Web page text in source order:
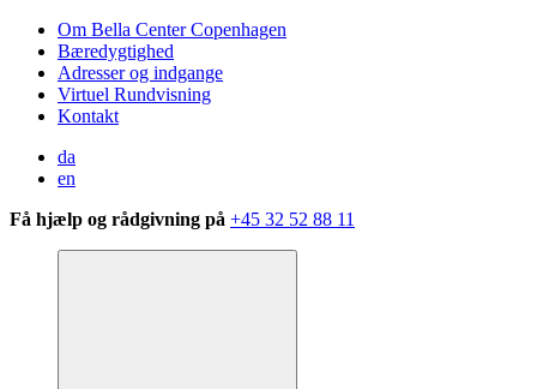
Om Bella Center Copenhagen
Bæredygtighed
Adresser og indgange
Virtuel Rundvisning
Kontakt
da
en
Få hjælp og rådgivning på +45 32 52 88 11